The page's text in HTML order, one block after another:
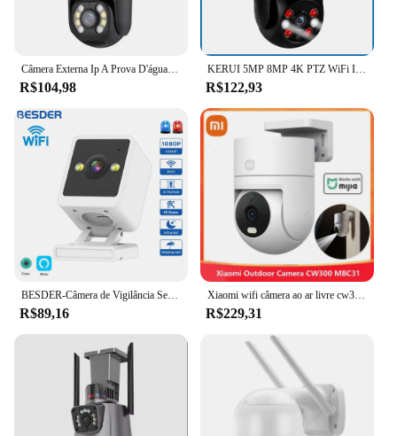
Câmera Externa Ip A Prova D'água 4mp Wifi Ptz Com Infraverme
R$104,98
KERUI 5MP 8MP 4K PTZ WiFi IP Câmera sem fio Tuya Smart Outdoor Home Security Dual Lens 10MP 5K Câmera CCTV Videovigilância
R$122,93
BESDER-Câmera de Vigilância Sem Fio, Monitor Interior do Bebê, Visão Noturna Colorida, Detecção Humana, Wi-Fi, IP 1080P, CCTV 2MP, iCSee App
R$89,16
Xiaomi wifi câmera ao ar livre cw300 mbc31 2.5k qualidade de imagem ultra-clara sem medo vento chuva ai monitoramento humanóide ip66 à prova dip66 água
R$229,31